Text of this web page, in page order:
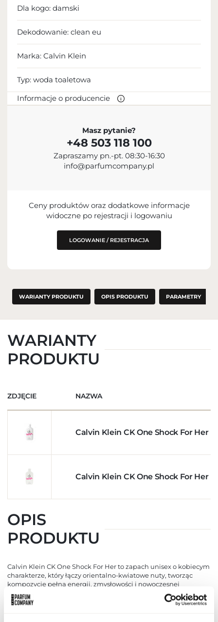
Dla kogo: damski
Dekodowanie: clean eu
Marka: Calvin Klein
Typ: woda toaletowa
Informacje o producencie
18 665 130 513
info@calvinklein.com
WPROWADZENIE DO UE
Masz pytanie?
+48 503 118 100
Zapraszamy pn.-pt. 08:30-16:30
info@parfumcompany.pl
Ceny produktów oraz dodatkowe informacje
widoczne po rejestracji i logowaniu
LOGOWANIE / REJESTRACJA
WARIANTY PRODUKTU OPIS PRODUKTU PARAMETRY
WARIANTY
PRODUKTU
ZDJĘCIE NAZWA
Calvin Klein CK One Shock For Her
Calvin Klein CK One Shock For Her
OPIS
PRODUKTU
Calvin Klein CK One Shock For Her to zapach unisex o kobiecym
charakterze, który łączy orientalno-kwiatowe nuty, tworząc
kompozycję pełną energii, zmysłowości i nowoczesnej
świeżości. Otwarcie perfum ujawnia świeże akordy czerwonego
maku, piwonii i passiflory, które wprowadzają w nastrój lekkości,